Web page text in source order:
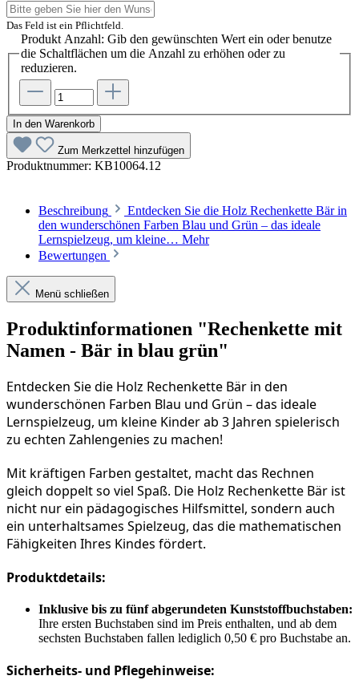
Das Feld ist ein Pflichtfeld.
Produkt Anzahl: Gib den gewünschten Wert ein oder benutze
die Schaltflächen um die Anzahl zu erhöhen oder zu
reduzieren.
In den Warenkorb
Zum Merkzettel hinzufügen
Produktnummer: KB10064.12
Beschreibung
Entdecken Sie die Holz Rechenkette Bär in
den wunderschönen Farben Blau und Grün – das ideale
Lernspielzeug, um kleine… Mehr
Bewertungen
Menü schließen
Produktinformationen "Rechenkette mit
Namen - Bär in blau grün"
Entdecken Sie die Holz Rechenkette Bär in den
wunderschönen Farben Blau und Grün – das ideale
Lernspielzeug, um kleine Kinder ab 3 Jahren spielerisch
zu echten Zahlengenies zu machen!
Mit kräftigen Farben gestaltet, macht das Rechnen
gleich doppelt so viel Spaß. Die Holz Rechenkette Bär ist
nicht nur ein pädagogisches Hilfsmittel, sondern auch
ein unterhaltsames Spielzeug, das die mathematischen
Fähigkeiten Ihres Kindes fördert.
Produktdetails:
Inklusive bis zu fünf abgerundeten Kunststoffbuchstaben:
Ihre ersten Buchstaben sind im Preis enthalten, und ab dem
sechsten Buchstaben fallen lediglich 0,50 € pro Buchstabe an.
Sicherheits- und Pflegehinweise: